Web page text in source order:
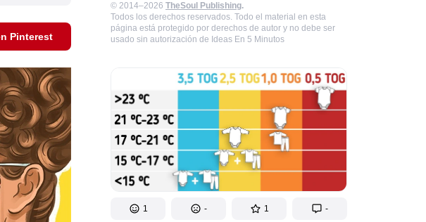
© 2014–2026 TheSoul Publishing.
Todos los derechos reservados. Todo el material en esta
página está protegido por derechos de autor y no debe ser
usado sin autorización de Ideas En 5 Minutos
1 - 1 -
Pinterest